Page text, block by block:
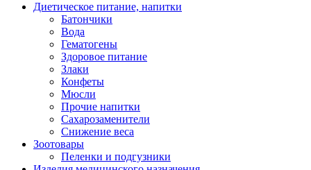
Диетическое питание, напитки
Батончики
Вода
Гематогены
Здоровое питание
Злаки
Конфеты
Мюсли
Прочие напитки
Сахарозаменители
Снижение веса
Зоотовары
Пеленки и подгузники